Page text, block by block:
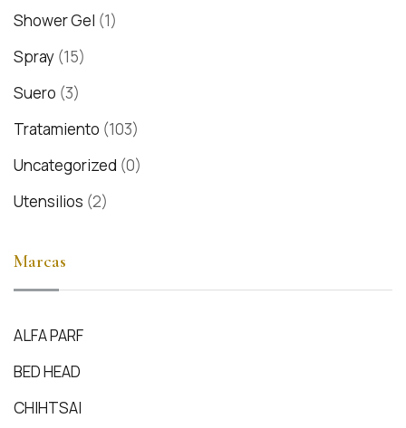
Shower Gel (1)
Spray (15)
Suero (3)
Tratamiento (103)
Uncategorized (0)
Utensilios (2)
Marcas
ALFA PARF
BED HEAD
CHIHTSAI